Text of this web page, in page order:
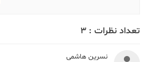
تعداد نظرات : 3
نسرین هاشمی